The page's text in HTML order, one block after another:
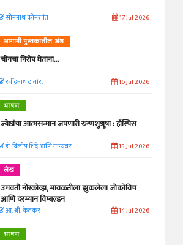
सोमनाथ कोमरपंत 17 Jul 2026
आगामी पुस्तकातील अंश
चीनचा निरोप घेताना...
रवींद्रनाथ टागोर. 16 Jul 2026
भाषण
ज्येष्ठांचा आत्मसन्मान जपणारी रुग्णशुश्रूषा : हॉस्पिस
डॉ. दिलीप शिंदे आणि मान्यवर 15 Jul 2026
लेख
उगवती नोस्कोव्हा, मावळतीला झुकलेला जोकोविच
आणि दरम्यान विम्बल्डन
आ. श्री. केतकर 14 Jul 2026
भाषण